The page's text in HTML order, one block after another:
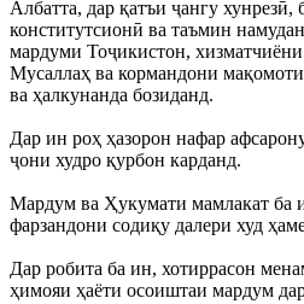
Албатта, дар қатъи ҷангу хунрезӣ,
конститутсионӣ ва таъмин
мардуми Тоҷикистон,
Мусаллаҳ ва кормандони
ва ҳалкунанда бозиданд.
Дар ин роҳ ҳазорон нафар
ҷони худро қурбон карданд.
Мардум ва Ҳукумати мамлакат ба
фарзандони содиқу далери худ
Дар робита ба ин, хотиррасон
ҳимояи ҳаёти осоиштаи мардум